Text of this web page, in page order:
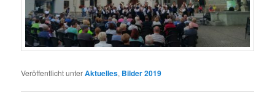
Veröffentlicht unterAktuelles, Bilder 2019